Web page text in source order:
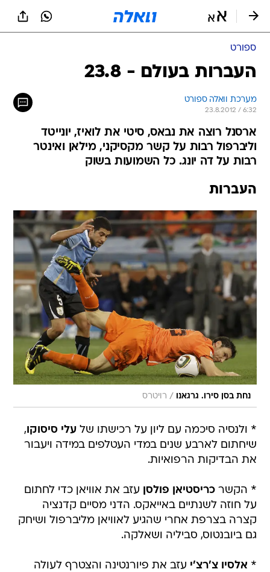
ספורט
העברות בעולם - 23.8
מערכת וואלה ספורט
23.8.2012 / 6:32
ארסנל רוצה את נבאס, סיטי את לואיז, יונייטד
וליברפול רבות על קשר מקסיקני, מילאן ואינטר
רבות על דה יונג. כל השמועות בשוק
העברות
נחת בסן סירו. גרגאנו / רויטרס
* ולנסיה סיכמה עם ליון על רכישתו שלעלי סיסוקו,
שיחתום לארבע שנים במדי העטלפים במידה ויעבור
את הבדיקות הרפואיות.
* הקשרכריסטיאן פולסן עזב את אוויאן כדי לחתום
על חוזה לשנתיים באייאקס. הדני מסיים קדנציה
קצרה בצרפת אחרי שהגיע לאוויאן מליברפול ושיחק
גם ביובנטוס, סביליה ושאלקה.
* אלסיו צ'רצ'י עזב את פיורנטינה והצטרף לעולה